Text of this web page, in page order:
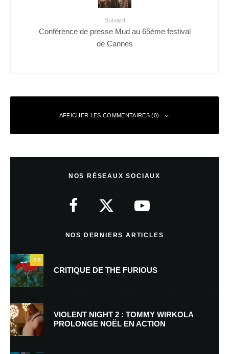
Suivant
Conférence de presse Mud au 65ème festival
de Cannes
AFFICHER LES COMMENTAIRES (0)
Nom*
NOS RÉSEAUX SOCIAUX
NOS DERNIERS ARTICLES
9.5
CRITIQUE DE THE FURIOUS
VIOLENT NIGHT 2 : TOMMY WIRKOLA
PROLONGE NOËL EN ACTION